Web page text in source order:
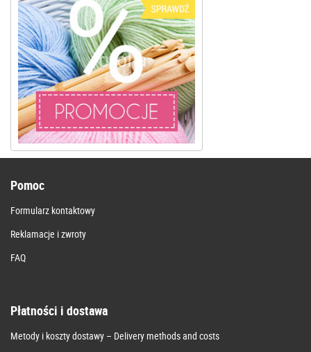
Pomoc
Formularz kontaktowy
Reklamacje i zwroty
FAQ
Płatności i dostawa
Metody i koszty dostawy – Delivery methods and costs